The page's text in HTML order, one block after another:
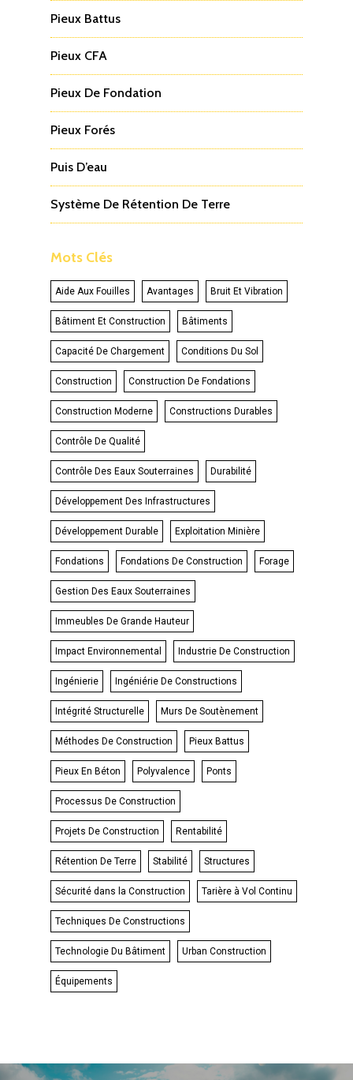
Pieux Battus
Pieux CFA
Pieux De Fondation
Pieux Forés
Puis D’eau
Système De Rétention De Terre
Mots Clés
Aide Aux Fouilles Avantages Bruit Et Vibration
Bâtiment Et Construction Bâtiments
Capacité De Chargement Conditions Du Sol
Construction Construction De Fondations
Construction Moderne Constructions Durables
Contrôle De Qualité
Contrôle Des Eaux Souterraines Durabilité
Développement Des Infrastructures
Développement Durable Exploitation Minière
Fondations Fondations De Construction Forage
Gestion Des Eaux Souterraines
Immeubles De Grande Hauteur
Impact Environnemental Industrie De Construction
Ingénierie Ingéniérie De Constructions
Intégrité Structurelle Murs De Soutènement
Méthodes De Construction Pieux Battus
Pieux En Béton Polyvalence Ponts
Processus De Construction
Projets De Construction Rentabilité
Rétention De Terre Stabilité Structures
Sécurité dans la Construction Tarière à Vol Continu
Techniques De Constructions
Technologie Du Bâtiment Urban Construction
Équipements